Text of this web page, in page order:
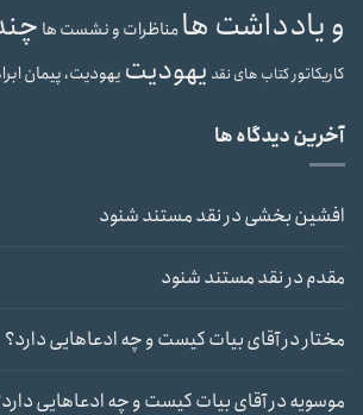
و یادداشت هامناظرات و نشست ها
کاریکاتور کتاب های نقد یهودیت یهودیت، پیمان
آخرین دیدگاه ها
افشین بخشیدرنقد مستند شنود
مقدمدرنقد مستند شنود
مختاردرآقای بیات کیست و چه ادعاهایی دارد؟
موسویهدرآقای بیات کیست و چه ادعاهایی